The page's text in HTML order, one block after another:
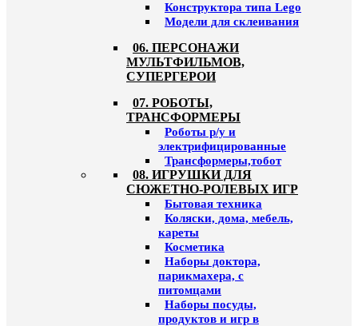
Конструктора типа Lego
Модели для склеивания
06. ПЕРСОНАЖИ
МУЛЬТФИЛЬМОВ,
СУПЕРГЕРОИ
07. РОБОТЫ,
ТРАНСФОРМЕРЫ
Роботы р/у и
электрифицированные
Трансформеры,тобот
08. ИГРУШКИ ДЛЯ
СЮЖЕТНО-РОЛЕВЫХ ИГР
Бытовая техника
Коляски, дома, мебель,
кареты
Косметика
Наборы доктора,
парикмахера, с
питомцами
Наборы посуды,
продуктов и игр в